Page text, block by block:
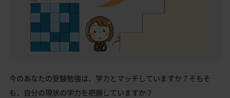
今のあなたの受験勉強は、学力とマッチしていますか？そもそ
も、自分の現状の学力を把握していますか？